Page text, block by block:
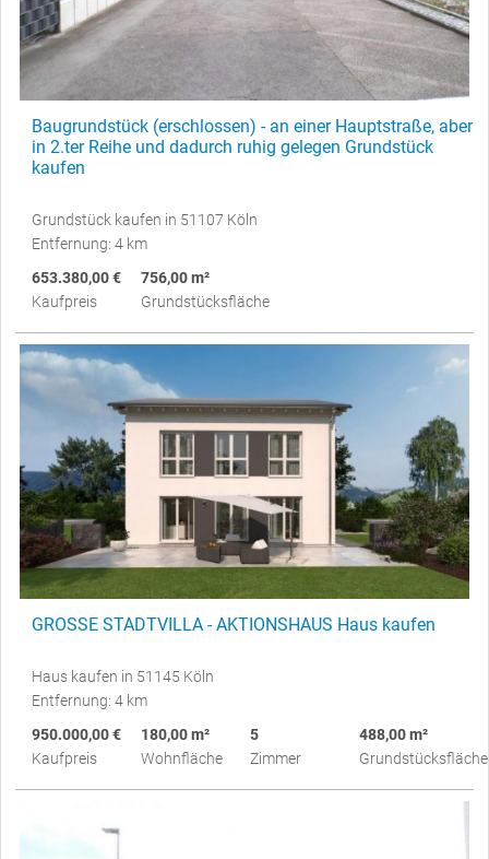
Baugrundstück (erschlossen) - an einer Hauptstraße, aber
in 2.ter Reihe und dadurch ruhig gelegen Grundstück
kaufen
Grundstück kaufen in 51107 Köln
Entfernung: 4 km
653.380,00 €
Kaufpreis
756,00 m²
Grundstücksfläche
GROSSE STADTVILLA - AKTIONSHAUS Haus kaufen
Haus kaufen in 51145 Köln
Entfernung: 4 km
950.000,00 €
Kaufpreis
180,00 m²
Wohnfläche
5
Zimmer
488,00 m²
Grundstücksfläche